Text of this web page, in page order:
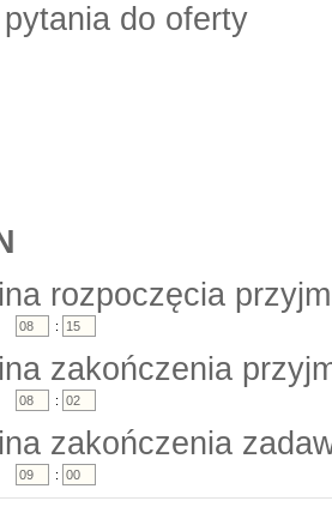
do oferty
rozpoczęcia
:
zakończenia
:
zakończenia
: